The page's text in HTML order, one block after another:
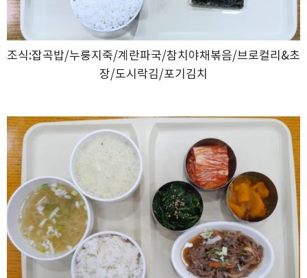
조식:잡곡밥/누룽지죽/계란파국/참치야채볶음/브로컬리&초
장/도시락김/포기김치